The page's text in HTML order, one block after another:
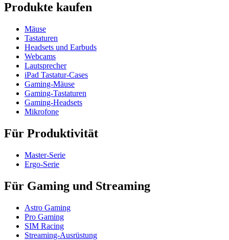
Produkte kaufen
Mäuse
Tastaturen
Headsets und Earbuds
Webcams
Lautsprecher
iPad Tastatur-Cases
Gaming-Mäuse
Gaming-Tastaturen
Gaming-Headsets
Mikrofone
Für Produktivität
Master-Serie
Ergo-Serie
Für Gaming und Streaming
Astro Gaming
Pro Gaming
SIM Racing
Streaming-Ausrüstung